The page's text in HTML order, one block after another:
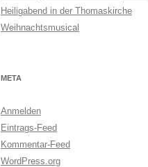
Heiligabend in der Thomaskirche
Weihnachtsmusical
META
Anmelden
Eintrags-Feed
Kommentar-Feed
WordPress.org